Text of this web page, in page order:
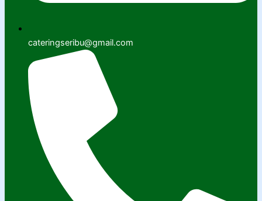
cateringseribu@gmail.com